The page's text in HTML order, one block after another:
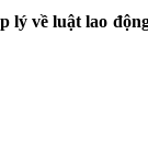
lý về luật lao